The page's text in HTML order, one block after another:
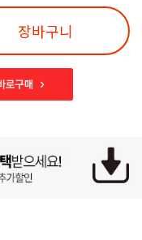
장바구니